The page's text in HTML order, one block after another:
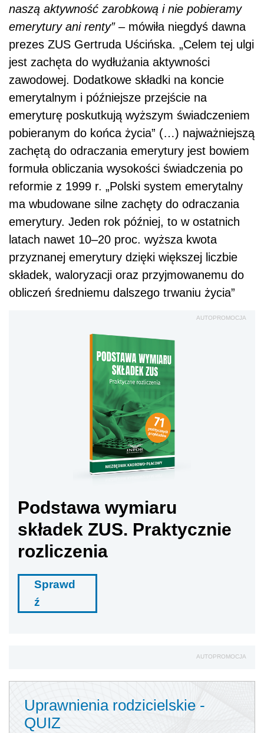
naszą aktywność zarobkową i nie pobieramy
emerytury ani renty”– mówiła niegdyś dawna
prezes ZUS Gertruda Uścińska. „Celem tej ulgi
jest zachęta do wydłużania aktywności
zawodowej. Dodatkowe składki na koncie
emerytalnym i późniejsze przejście na
emeryturę poskutkują wyższym świadczeniem
pobieranym do końca życia” (…) najważniejszą
zachętą do odraczania emerytury jest bowiem
formuła obliczania wysokości świadczenia po
reformie z 1999 r. „Polski system emerytalny
ma wbudowane silne zachęty do odraczania
emerytury. Jeden rok później, to w ostatnich
latach nawet 10–20 proc. wyższa kwota
przyznanej emerytury dzięki większej liczbie
składek, waloryzacji oraz przyjmowanemu do
obliczeń średniemu dalszego trwaniu życia”
AUTOPROMOCJA
Podstawa wymiaru
składek ZUS. Praktycznie
rozliczenia
Sprawd
ź
AUTOPROMOCJA
Uprawnienia rodzicielskie -
QUIZ